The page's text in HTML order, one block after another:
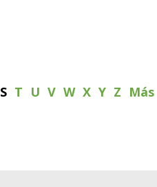
S T U V W X Y Z Más